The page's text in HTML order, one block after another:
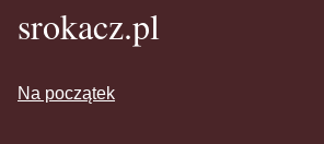
srokacz.pl
Na początek